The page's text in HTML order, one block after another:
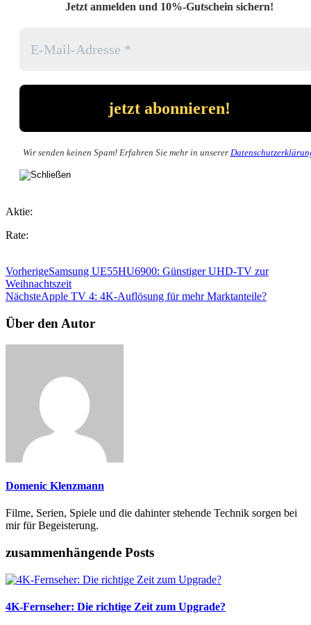
Jetzt anmelden und 10%-Gutschein sichern!
Wir senden keinen Spam! Erfahren Sie mehr in unserer
Aktie:
Rate:
VorherigeSamsung UE55HU6900: Günstiger UHD-TV zur
Weihnachtszeit
NächsteApple TV 4: 4K-Auflösung für mehr Marktanteile?
Über den Autor
Domenic Klenzmann
Filme, Serien, Spiele und die dahinter stehende Technik sorgen bei
mir für Begeisterung.
zusammenhängende Posts
4K-Fernseher: Die richtige Zeit zum Upgrade?